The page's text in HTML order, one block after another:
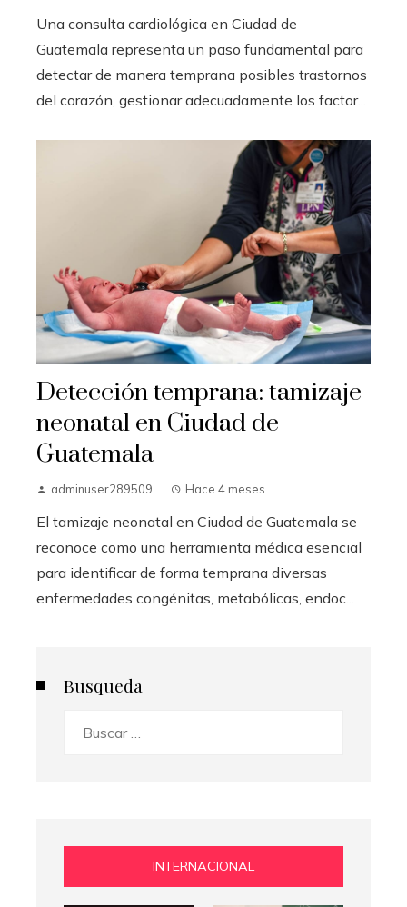
Una consulta cardiológica en Ciudad de
Guatemala representa un paso fundamental para
detectar de manera temprana posibles trastornos
del corazón, gestionar adecuadamente los factor...
Detección temprana: tamizaje
neonatal en Ciudad de
Guatemala
adminuser289509 Hace 4 meses
El tamizaje neonatal en Ciudad de Guatemala se
reconoce como una herramienta médica esencial
para identificar de forma temprana diversas
enfermedades congénitas, metabólicas, endoc...
Busqueda
INTERNACIONAL